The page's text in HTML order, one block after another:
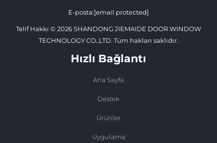
E-posta:[email protected]
Telif Hakkı © 2026 SHANDONG JIEMAIDE DOOR WINDOW
TECHNOLOGY CO.,LTD. Tüm hakları saklıdır.
Hızlı Bağlantı
Ana Sayfa
Destek
Ürünler
Uygulama